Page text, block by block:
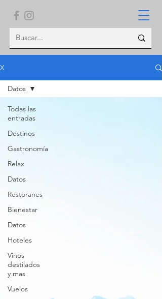
X
Todas las
entradas
Destinos
Gastronomía
Relax
Datos
Restoranes
Bienestar
Datos
Hoteles
Vinos
destilados
y mas
Vuelos
Datos